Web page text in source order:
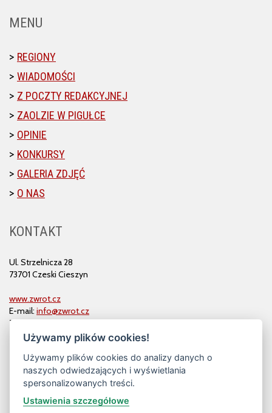
MENU
REGIONY
WIADOMOŚCI
Z POCZTY REDAKCYJNEJ
ZAOLZIE W PIGUŁCE
OPINIE
KONKURSY
GALERIA ZDJĘĆ
O NAS
KONTAKT
Ul. Strzelnicza 28
73701 Czeski Cieszyn
www.zwrot.cz
E-mail: info@zwrot.cz
Tel. i faks: 558 711 582
Używamy plików cookies!
Używamy plików cookies do analizy danych o
naszych odwiedzających i wyświetlania
spersonalizowanych treści.
Ustawienia szczegółowe